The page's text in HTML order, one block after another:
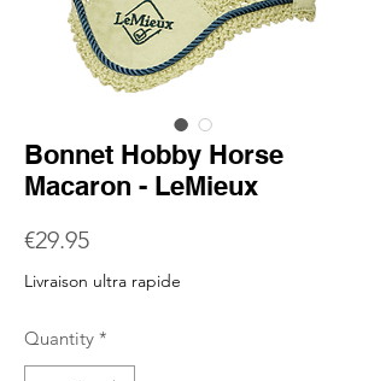
Bonnet Hobby Horse
Macaron - LeMieux
€29.95Price
Livraison ultra rapide
Quantity *